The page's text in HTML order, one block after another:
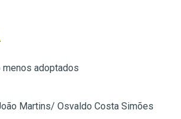
adoptados
Martins/ Osvaldo Costa Simões